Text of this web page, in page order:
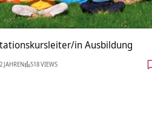
in Ausbildung
JAHREN 518 VIEWS